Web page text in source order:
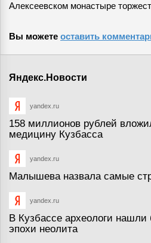
Алексеевском монастыре
Вы можете оставить
Яндекс.Новости
yandex.ru
158 миллионов рублей
медицину Кузбасса
yandex.ru
Малышева назвала самые
yandex.ru
В Кузбассе археологи нашли
эпохи неолита